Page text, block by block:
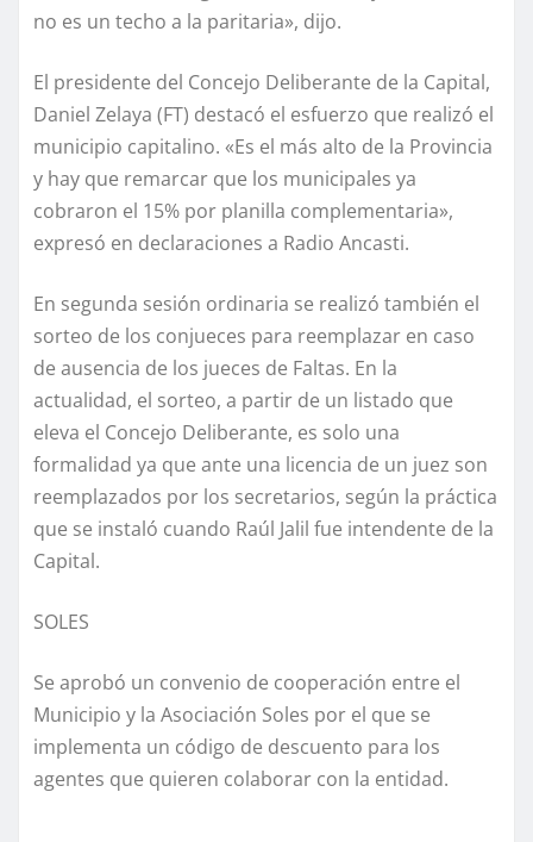
no es un techo a la paritaria», dijo.
El presidente del Concejo Deliberante de la Capital,
Daniel Zelaya (FT) destacó el esfuerzo que realizó el
municipio capitalino. «Es el más alto de la Provincia
y hay que remarcar que los municipales ya
cobraron el 15% por planilla complementaria»,
expresó en declaraciones a Radio Ancasti.
En segunda sesión ordinaria se realizó también el
sorteo de los conjueces para reemplazar en caso
de ausencia de los jueces de Faltas. En la
actualidad, el sorteo, a partir de un listado que
eleva el Concejo Deliberante, es solo una
formalidad ya que ante una licencia de un juez son
reemplazados por los secretarios, según la práctica
que se instaló cuando Raúl Jalil fue intendente de la
Capital.
SOLES
Se aprobó un convenio de cooperación entre el
Municipio y la Asociación Soles por el que se
implementa un código de descuento para los
agentes que quieren colaborar con la entidad.